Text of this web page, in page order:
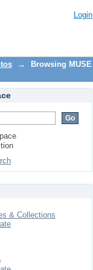
Login
→
Browsing MUSE
& Collections